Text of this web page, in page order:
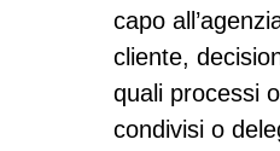
capo
cliente,
quali processi
condivisi o